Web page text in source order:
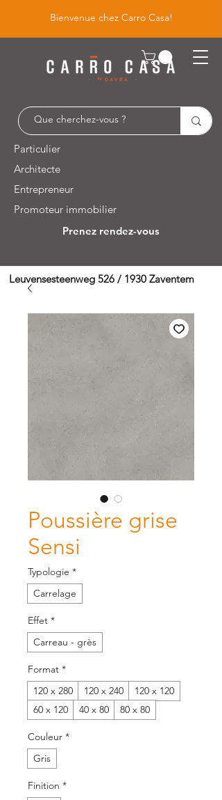
Bienvenue chez Carro Casa!
Particulier
Architecte
Entrepreneur
Promoteur immobilier
Prenez rendez-vous
Leuvensesteenweg 526 / 1930 Zaventem
Poussière grise
Sensi
Typologie *
Carrelage
Effet *
Carreau - grès
Format *
120 x 280
120 x 240
120 x 120
60 x 120
40 x 80 80 x 80
Couleur *
Gris
Finition *